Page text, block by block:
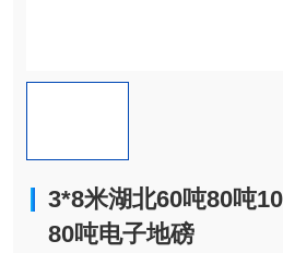
3*8米湖北60吨80吨
80吨电子地磅